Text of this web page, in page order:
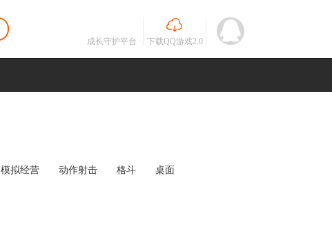
成长守护平台 下载QQ游戏2.0
模拟经营 动作射击 格斗
桌面